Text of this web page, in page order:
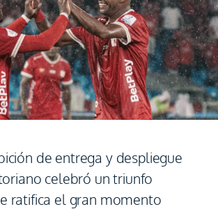
de entrega y despliegue
celebró un triunfo
ratifica el gran momento